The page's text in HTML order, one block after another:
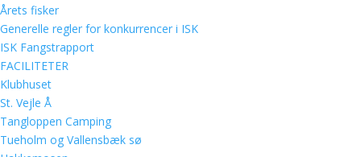
Årets fisker
Generelle regler for konkurrencer i ISK
ISK Fangstrapport
FACILITETER
Klubhuset
St. Vejle Å
Tangloppen Camping
Tueholm og Vallensbæk sø